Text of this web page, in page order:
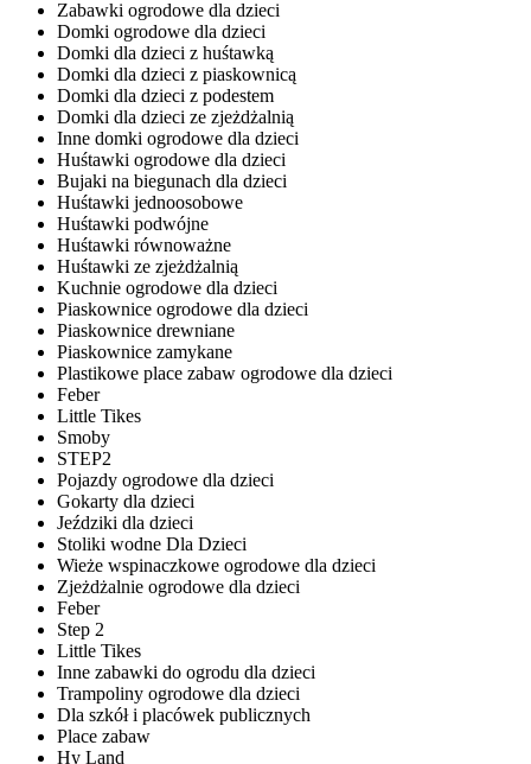
Zabawki ogrodowe dla dzieci
Domki ogrodowe dla dzieci
Domki dla dzieci z huśtawką
Domki dla dzieci z piaskownicą
Domki dla dzieci z podestem
Domki dla dzieci ze zjeżdżalnią
Inne domki ogrodowe dla dzieci
Huśtawki ogrodowe dla dzieci
Bujaki na biegunach dla dzieci
Huśtawki jednoosobowe
Huśtawki podwójne
Huśtawki równoważne
Huśtawki ze zjeżdżalnią
Kuchnie ogrodowe dla dzieci
Piaskownice ogrodowe dla dzieci
Piaskownice drewniane
Piaskownice zamykane
Plastikowe place zabaw ogrodowe dla dzieci
Feber
Little Tikes
Smoby
STEP2
Pojazdy ogrodowe dla dzieci
Gokarty dla dzieci
Jeździki dla dzieci
Stoliki wodne Dla Dzieci
Wieże wspinaczkowe ogrodowe dla dzieci
Zjeżdżalnie ogrodowe dla dzieci
Feber
Step 2
Little Tikes
Inne zabawki do ogrodu dla dzieci
Trampoliny ogrodowe dla dzieci
Dla szkół i placówek publicznych
Place zabaw
Hy Land